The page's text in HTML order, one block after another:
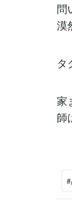
問
漠
タ
家
師